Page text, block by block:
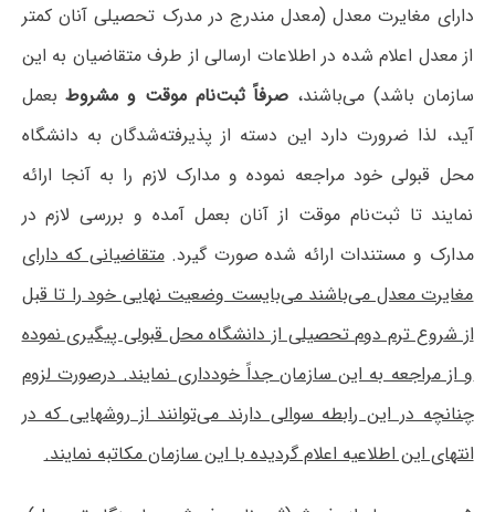
دارای مغایرت معدل (معدل مندرج در مدرک تحصیلی آنان کمتر
از معدل اعلام شده در اطلاعات ارسالی از طرف متقاضیان به این
سازمان باشد) می‌باشند، صرفاً ثبت‌نام موقت و مشروطبعمل
آید، لذا ضرورت دارد این دسته از پذیرفته‌شدگان به دانشگاه
محل قبولی خود مراجعه نموده و مدارک لازم را به آنجا ارائه
نمایند تا ثبت‌نام موقت از آنان بعمل آمده و بررسی لازم در
مدارک و مستندات ارائه شده صورت گیرد.متقاضیانی که دارای
مغایرت معدل می‌باشند می‌بایست وضعیت نهایی خود را تا قبل
از شروع ترم دوم تحصیلی از دانشگاه محل قبولی پیگیری نموده
و از مراجعه به این سازمان جداً خودداری نمایند. درصورت لزوم
چنانچه در این رابطه سوالی دارند می‌توانند از روشهایی که در
انتهای این اطلاعیه اعلام گردیده با این سازمان مکاتبه نمایند.